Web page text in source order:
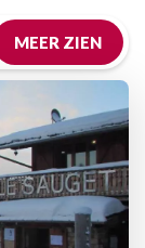
MEER ZIEN